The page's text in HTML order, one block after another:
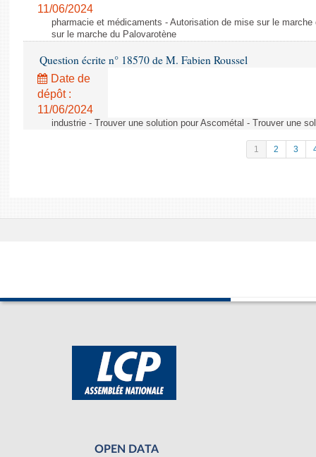
11/06/2024
pharmacie et médicaments - Autorisation de mise sur le
sur le marche du Palovarotène
Question écrite n° 18570 de M. Fabien Roussel
Date de
dépôt :
11/06/2024
industrie - Trouver une solution pour Ascométal - Trouver une
1 2 3
OPEN DATA